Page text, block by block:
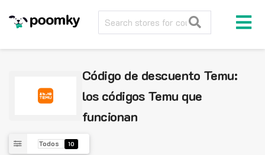
Código de descuento Temu:
los códigos Temu que
funcionan
Todos 10